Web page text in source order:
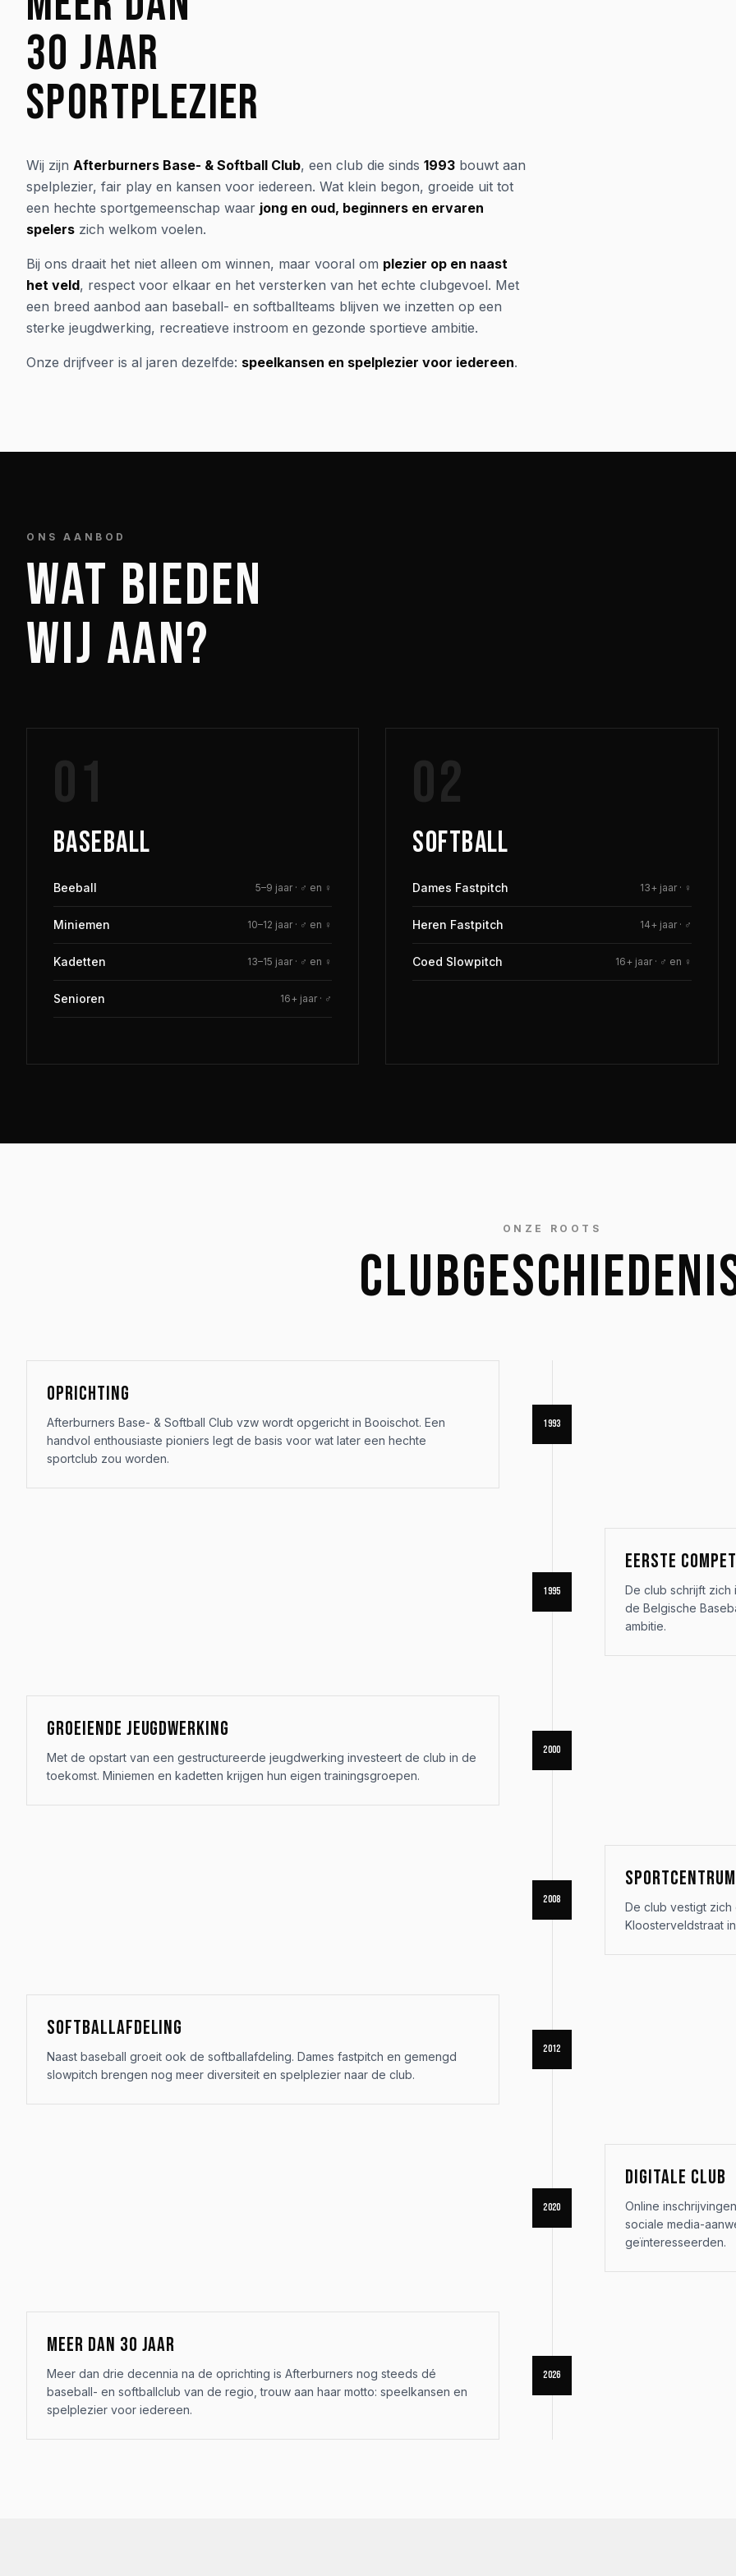
30 JAAR
SPORTPLEZIER
Wij zijn Afterburners Base- & Softball Club, een club die sinds 1993 bouwt aan
spelplezier, fair play en kansen voor iedereen. Wat klein begon, groeide uit tot
een hechte sportgemeenschap waar jong en oud, beginners en ervaren
spelers zich welkom voelen.
Bij ons draait het niet alleen om winnen, maar vooral om plezier op en naast
het veld, respect voor elkaar en het versterken van het echte clubgevoel. Met
een breed aanbod aan baseball- en softballteams blijven we inzetten op een
sterke jeugdwerking, recreatieve instroom en gezonde sportieve ambitie.
Onze drijfveer is al jaren dezelfde: speelkansen en spelplezier voor iedereen.
ONS AANBOD
WAT BIEDEN
WIJ AAN?
01
BASEBALL
Beeball 5–9 jaar· ♂ en ♀
Miniemen 10–12 jaar· ♂ en ♀
Kadetten 13–15 jaar· ♂ en ♀
Senioren 16+ jaar· ♂
02
SOFTBALL
Dames Fastpitch 13+ jaar· ♀
Heren Fastpitch 14+ jaar· ♂
Coed Slowpitch 16+ jaar· ♂ en ♀
ONZE ROOTS
1993
OPRICHTING
Afterburners Base- & Softball Club vzw wordt opgericht in Booischot. Een
handvol enthousiaste pioniers legt de basis voor wat later een hechte
sportclub zou worden.
1995
EERSTE
De club schrijft
de Belgische
ambitie.
2000
GROEIENDE JEUGDWERKING
Met de opstart van een gestructureerde jeugdwerking investeert de club in de
toekomst. Miniemen en kadetten krijgen hun eigen trainingsgroepen.
2008
De club vestigt
Kloosterveldstraat
2012
SOFTBALLAFDELING
Naast baseball groeit ook de softballafdeling. Dames fastpitch en gemengd
slowpitch brengen nog meer diversiteit en spelplezier naar de club.
2020
DIGITALE CLUB
Online
sociale media-
geïnteresseerden.
2026
MEER DAN 30 JAAR
Meer dan drie decennia na de oprichting is Afterburners nog steeds dé
baseball- en softballclub van de regio, trouw aan haar motto: speelkansen en
spelplezier voor iedereen.